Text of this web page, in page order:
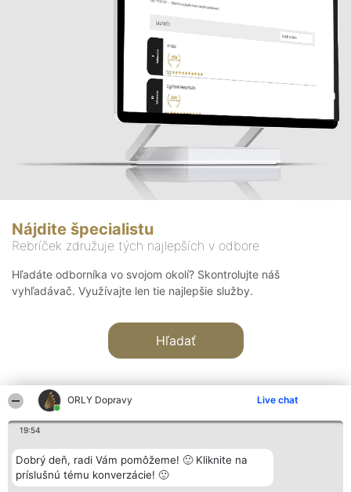
ORLY Dopravy Live chat
19:54
Dobrý deň, radi Vám pomôžeme! 🙂 Kliknite na
príslušnú tému konverzácie! 🙂
Nájdite špecialistu
Rebríček združuje tých najlepších v odbore
Hľadáte odborníka vo svojom okolí? Skontrolujte náš
vyhľadávač. Využívajte len tie najlepšie služby.
Hľadať
Organizátor hodnotenia
Bright Side Solutions sp. z o.
o. sp. k.
Hodnotenie
Laureáti
Lista
Kontakt
Kontakt